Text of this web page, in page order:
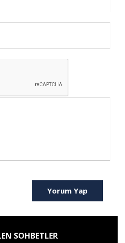
Yorum Yap
SOHBETLER